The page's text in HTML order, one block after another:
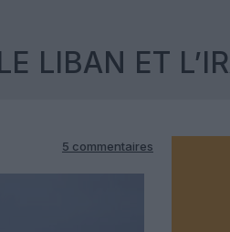
LIBAN ET
5 commentaires